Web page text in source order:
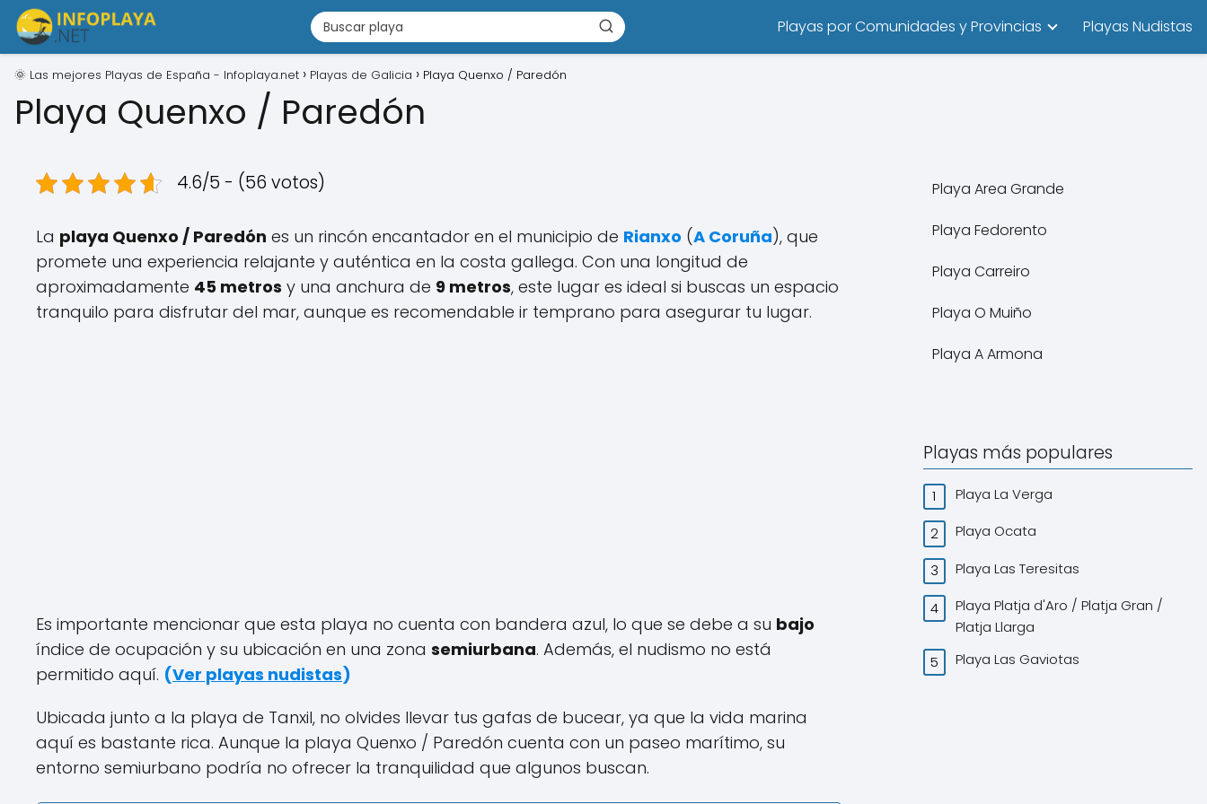
Playas por Comunidades y Provincias Playas Nudistas
🌞 Las mejores Playas de España - Infoplaya.net Playas de Galicia Playa Quenxo / Paredón
Playa Quenxo / Paredón
4.6/5 - (56 votos)
La playa Quenxo / Paredón es un rincón encantador en el municipio de Rianxo (A Coruña), que
promete una experiencia relajante y auténtica en la costa gallega. Con una longitud de
aproximadamente 45 metros y una anchura de 9 metros, este lugar es ideal si buscas un espacio
tranquilo para disfrutar del mar, aunque es recomendable ir temprano para asegurar tu lugar.
Es importante mencionar que esta playa no cuenta con bandera azul, lo que se debe a su bajo
índice de ocupación y su ubicación en una zona semiurbana. Además, el nudismo no está
permitido aquí. (Ver playas nudistas)
Ubicada junto a la playa de Tanxil, no olvides llevar tus gafas de bucear, ya que la vida marina
aquí es bastante rica. Aunque la playa Quenxo / Paredón cuenta con un paseo marítimo, su
entorno semiurbano podría no ofrecer la tranquilidad que algunos buscan.
Playa Area Grande
Playa Fedorento
Playa Carreiro
Playa O Muiño
Playa A Armona
Playas más populares
Playa La Verga
Playa Ocata
Playa Las Teresitas
Playa Platja d'Aro / Platja Gran /
Platja Llarga
Playa Las Gaviotas